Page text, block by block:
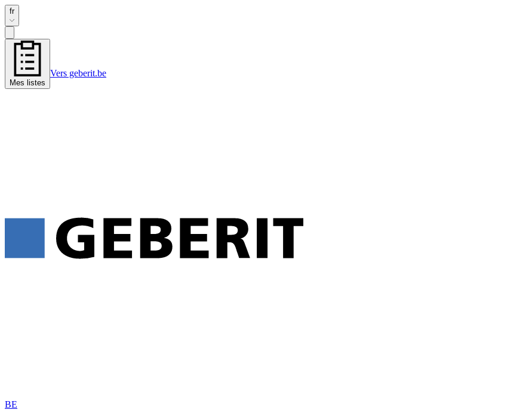
fr
Mes listes
Vers geberit.be
BE